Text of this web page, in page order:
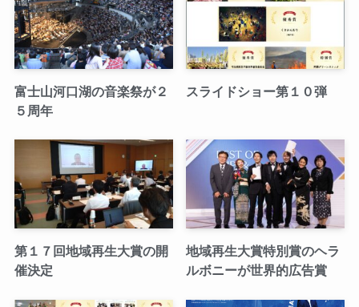
富士山河口湖の音楽祭が２
５周年
スライドショー第１０弾
第１７回地域再生大賞の開
催決定
地域再生大賞特別賞のヘラ
ルボニーが世界的広告賞